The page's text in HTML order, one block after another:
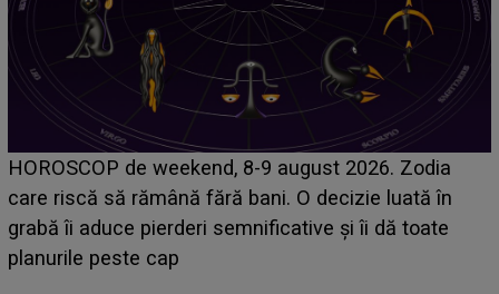
Emanuel a ținut ACEST DETALIU ASCUNS până
acum! În fața Alexandrei, concurentul din Casa Iubirii
face o MĂRTURISIRE NEAȘTEPTATĂ despre mama
sa: "I-am spus și ei în față, eu nu te iubesc pentru